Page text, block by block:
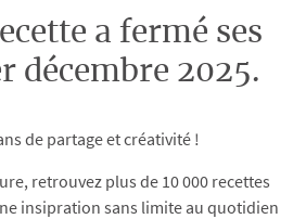
a fermé ses
décembre 2025.
de partage et créativité !
retrouvez plus de 10 000 recettes
insipration sans limite au quotidien